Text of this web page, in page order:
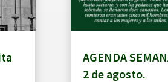
AGENDA
2 de agosto.